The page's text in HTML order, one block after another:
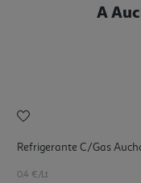
A
Refrigerante C/gas
0.4 €/Lt